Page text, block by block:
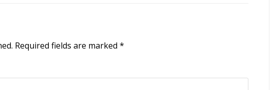
Required fields are marked *